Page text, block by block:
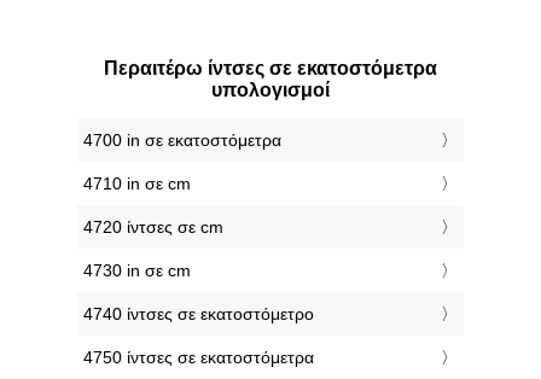
Περαιτέρω ίντσες σε εκατοστόμετρα
υπολογισμοί
4700 in σε εκατοστόμετρα
4710 in σε cm
4720 ίντσες σε cm
4730 in σε cm
4740 ίντσες σε εκατοστόμετρο
4750 ίντσες σε εκατοστόμετρα